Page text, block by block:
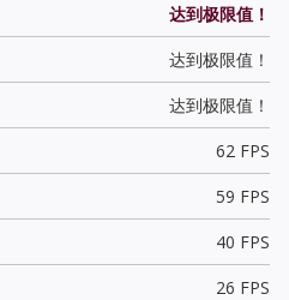
达到极限值！
达到极限值！
达到极限值！
62 FPS
59 FPS
40 FPS
26 FPS